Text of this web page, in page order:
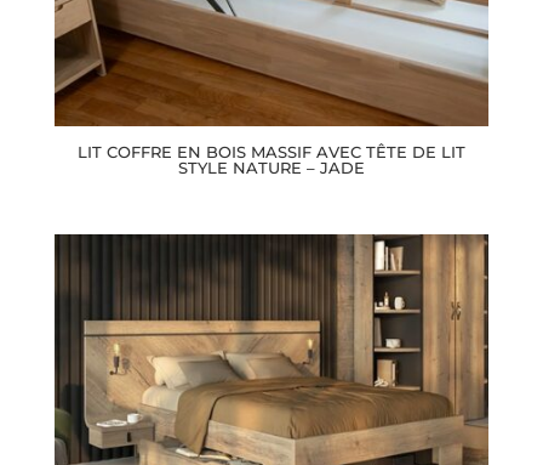
LIT COFFRE EN BOIS MASSIF AVEC TÊTE DE LIT
STYLE NATURE – JADE